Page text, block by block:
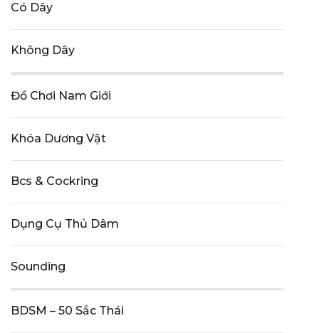
Có Dây
Không Dây
Đồ Chơi Nam Giới
Khóa Dương Vật
Bcs & Cockring
Dụng Cụ Thủ Dâm
Sounding
BDSM – 50 Sắc Thái